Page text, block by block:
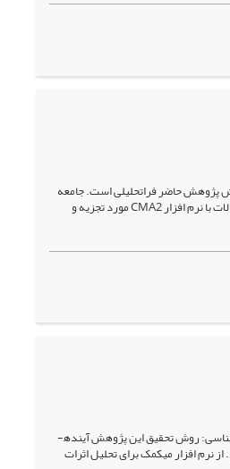
پژوهش حاضر فراتحلیلی است. جامعه
آماری پژوهش، تمام مقالات علمی-پژوهشی با موضوع رضایت ورزشکاران ایران بود که در نهایت 28 مقاله با این معیار انتخاب شدند. ضمناً این مقالات با نرم افزار CMA2 مورد تجزیه و
روش تحقیق این پژوهش آینده­
نرم افزار میک­مک برای تحلیل اثرات